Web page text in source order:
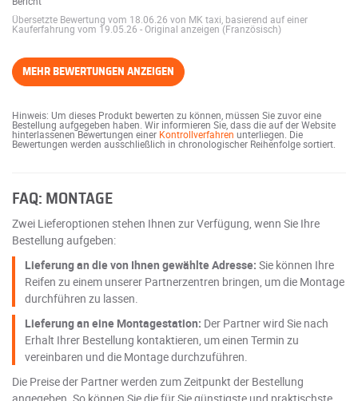
Übersetzte Bewertung vom 18.06.26 von MK taxi, basierend auf einer
Kauferfahrung vom 19.05.26 -Original anzeigen (Französisch)
MEHR BEWERTUNGEN ANZEIGEN
Hinweis: Um dieses Produkt bewerten zu können, müssen Sie zuvor eine
Bestellung aufgegeben haben. Wir informieren Sie, dass die auf der Website
hinterlassenen Bewertungen einer Kontrollverfahren unterliegen. Die
Bewertungen werden ausschließlich in chronologischer Reihenfolge sortiert.
FAQ: MONTAGE
Zwei Lieferoptionen stehen Ihnen zur Verfügung, wenn Sie Ihre
Bestellung aufgeben:
Lieferung an die von Ihnen gewählte Adresse: Sie können Ihre
Reifen zu einem unserer Partnerzentren bringen, um die Montage
durchführen zu lassen.
Lieferung an eine Montagestation: Der Partner wird Sie nach
Erhalt Ihrer Bestellung kontaktieren, um einen Termin zu
vereinbaren und die Montage durchzuführen.
Die Preise der Partner werden zum Zeitpunkt der Bestellung
angegeben. So können Sie die für Sie günstigste und praktischste